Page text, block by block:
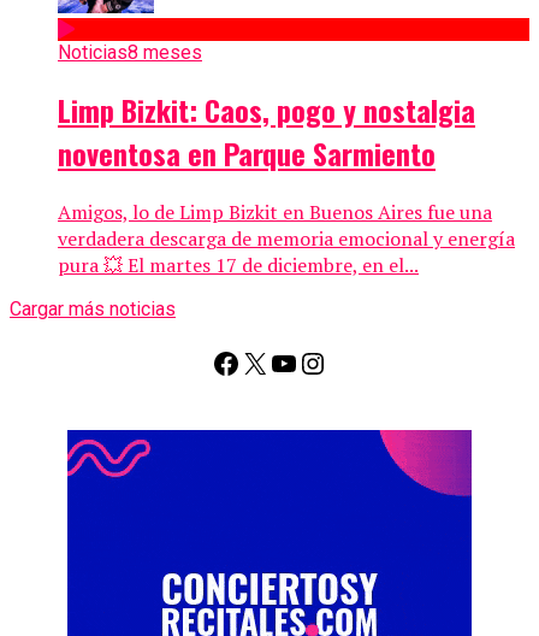
Noticias8 meses
Limp Bizkit: Caos, pogo y nostalgia
noventosa en Parque Sarmiento
Amigos, lo de Limp Bizkit en Buenos Aires fue una
verdadera descarga de memoria emocional y energía
pura 💥 El martes 17 de diciembre, en el...
Cargar más noticias
Facebook
X YouTube
Instagram